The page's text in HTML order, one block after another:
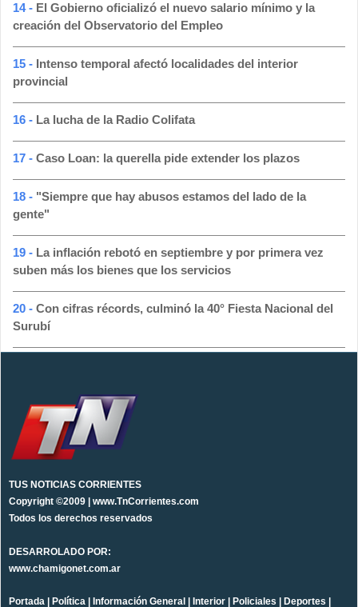
14 - El Gobierno oficializó el nuevo salario mínimo y la
creación del Observatorio del Empleo
15 - Intenso temporal afectó localidades del interior
provincial
16 - La lucha de la Radio Colifata
17 - Caso Loan: la querella pide extender los plazos
18 - "Siempre que hay abusos estamos del lado de la
gente"
19 - La inflación rebotó en septiembre y por primera vez
suben más los bienes que los servicios
20 - Con cifras récords, culminó la 40° Fiesta Nacional del
Surubí
TUS NOTICIAS CORRIENTES
Copyright ©2009 | www.TnCorrientes.com
Todos los derechos reservados
DESARROLADO POR:
www.chamigonet.com.ar
Portada Política Información General Interior Policiales Deportes